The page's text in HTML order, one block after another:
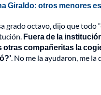
Giraldo: otros menores
grado octavo, dijo que
Fuera de la
compañeritas la
. No me la ayudaron, me la